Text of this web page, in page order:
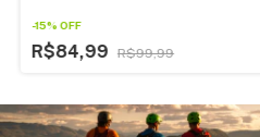
-15% OFF
R$84,99 R$99,99